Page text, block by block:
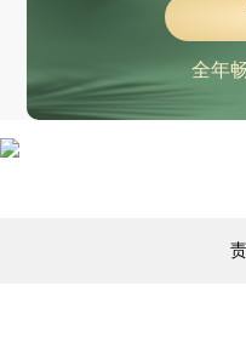
全年